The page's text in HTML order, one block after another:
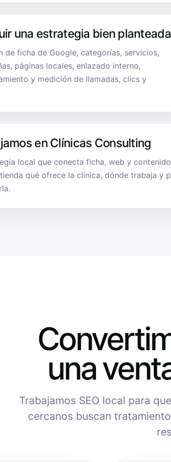
una estrategia bien planteada
de ficha de Google, categorías, servicios,
páginas locales, enlazado interno,
y medición de llamadas, clics y
en Clínicas Consulting
local que conecta ficha, web y
qué ofrece la clínica, dónde trabaja y
una
Trabajamos SEO local para
cercanos buscan